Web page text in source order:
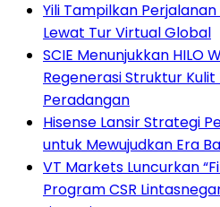
Yili Tampilkan
Lewat Tur Virtual Global
SCIE Menunjukkan HILO
Regenerasi Struktur
Peradangan
Hisense Lansir Strategi
untuk Mewujudkan Era
VT Markets Luncurkan
Program CSR